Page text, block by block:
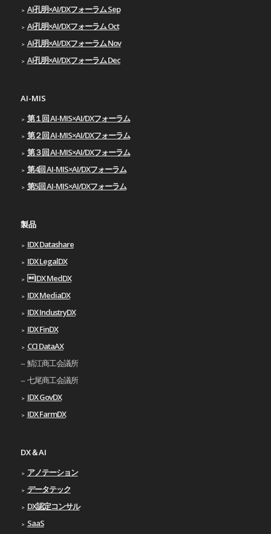
AI孔明×AI/DXフォーラム Sep
AI孔明×AI/DXフォーラム Oct
AI孔明×AI/DXフォーラム Nov
AI孔明×AI/DXフォーラム Dec
AI-MIS
第１回 AI-MIS×AI/DXフォーラム
第２回 AI-MIS×AI/DXフォーラム
第３回 AI-MIS×AI/DXフォーラム
第4回 AI-MIS×AI/DXフォーラム
第5回 AI-MIS×AI/DXフォーラム
製品
IDX Datashare
IDX LegalDX
IDX MedDX
IDX MediaDX
IDX IndustryDX
IDX FinDX
CCI DataAX
鯖江商工会議所
七尾商工会議所
IDX GovDX
IDX FarmDX
DX＆AI
アノテーション
データテック
DX認定コンサル
SaaS